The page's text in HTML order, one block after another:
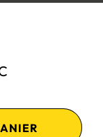
confidentialité
: